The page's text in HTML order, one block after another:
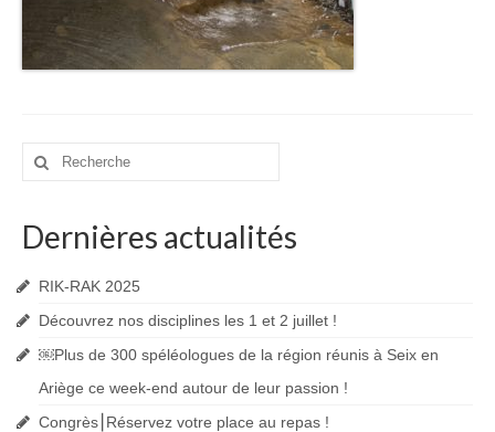
Comptes rendus de CA
Comptes rendus des Commissions
Rechercher
Dernières actualités
RIK-RAK 2025
Découvrez nos disciplines les 1 et 2 juillet !
￼Plus de 300 spéléologues de la région réunis à Seix en
Ariège ce week-end autour de leur passion !
Congrès⎮Réservez votre place au repas !